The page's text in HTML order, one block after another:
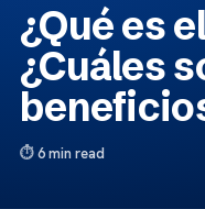
¿Qué es
¿Cuáles
6 min read